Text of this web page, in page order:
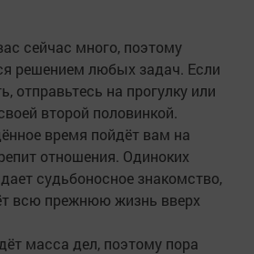
сейчас много, поэтому
решением любых задач. Если
отправьтесь на прогулку или
второй половинкой.
время пойдёт вам на
отношения. Одиноких
судьбоносное знакомство,
всю прежнюю жизнь вверх
масса дел, поэтому пора